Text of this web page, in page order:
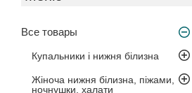
Все товары
Купальники і нижня білизна
Жіноча нижня білизна, піжами,
ночнушки, халати